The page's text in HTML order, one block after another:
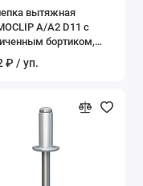
вытяжная
А/А2 D11 с
бортиком,
₽ / уп.